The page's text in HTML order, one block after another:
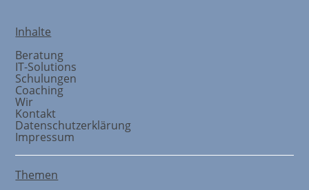
Inhalte
Beratung
IT-Solutions
Schulungen
Coaching
Wir
Kontakt
Datenschutzerklärung
Impressum
Themen